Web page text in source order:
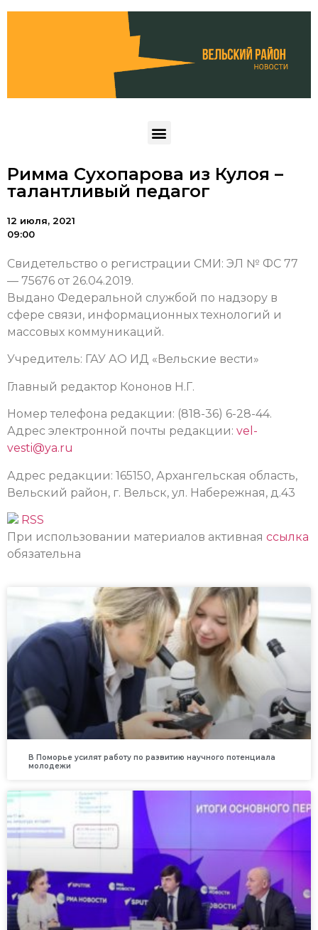
Римма Сухопарова из Кулоя –
талантливый педагог
12 июля, 2021
09:00
Свидетельство о регистрации СМИ: ЭЛ № ФС 77
— 75676 от 26.04.2019.
Выдано Федеральной службой по надзору в
сфере связи, информационных технологий и
массовых коммуникаций.
Учредитель: ГАУ АО ИД «Вельские вести»
Главный редактор Кононов Н.Г.
Номер телефона редакции: (818-36) 6-28-44.
Адрес электронной почты редакции: vel-
vesti@ya.ru
Адрес редакции: 165150, Архангельская область,
Вельский район, г. Вельск, ул. Набережная, д.43
RSS
При использовании материалов активная ссылка
обязательна
В Поморье усилят работу по развитию научного потенциала
молодежи